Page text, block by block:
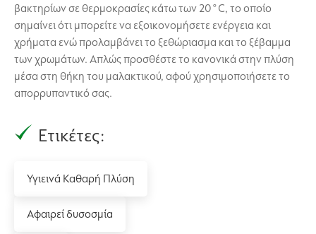
βακτηρίων σε θερμοκρασίες κάτω των 20°C, το οποίο
σημαίνει ότι μπορείτε να εξοικονομήσετε ενέργεια και
χρήματα ενώ προλαμβάνει το ξεθώριασμα και το ξέβαμμα
των χρωμάτων. Απλώς προσθέστε το κανονικά στην πλύση
μέσα στη θήκη του μαλακτικού, αφού χρησιμοποιήσετε το
απορρυπαντικό σας.
Ετικέτες:
Υγιεινά Καθαρή Πλύση
Αφαιρεί δυσοσμία